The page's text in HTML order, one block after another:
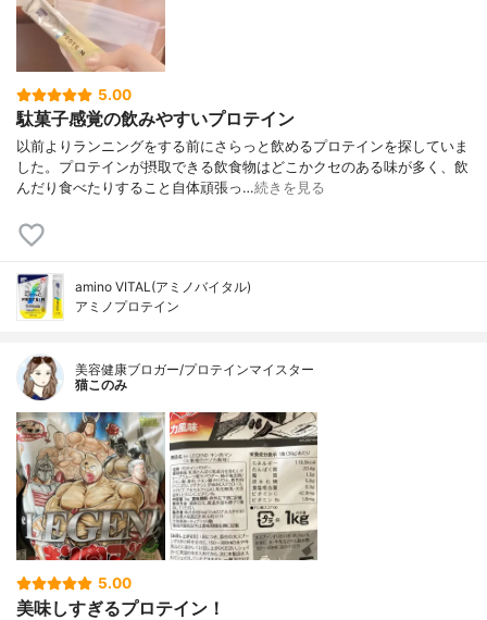
5.00
駄菓子感覚の飲みやすいプロテイン
以前よりランニングをする前にさらっと飲めるプロテインを探していま
した。プロテインが摂取できる飲食物はどこかクセのある味が多く、飲
んだり食べたりすること自体頑張っ…続きを見る
amino VITAL(アミノバイタル)
アミノプロテイン
美容健康ブロガー/プロテインマイスター
猫このみ
5.00
美味しすぎるプロテイン！